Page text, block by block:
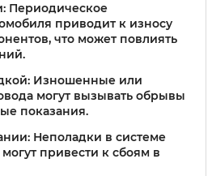
Периодическое
приводит к износу
что может повлиять
Изношенные или
могут вызывать обрывы
показания.
Неполадки в системе
привести к сбоям в